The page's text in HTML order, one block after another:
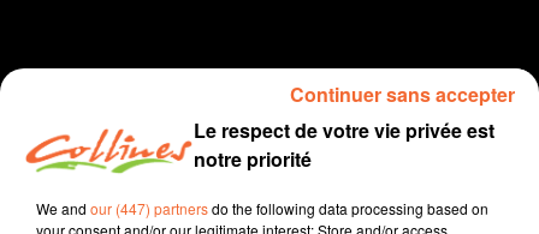
23 décembre 2024 - 11 min 51 sec
JOURNAL DU LUNDI 23 DECEMBRE ( MIDI )
Le respect de votre vie privée est
notre priorité
We and our (447) partnersdo the following data processing based on
your consent and/or our legitimate interest: Store and/or access
Continuer sans accepter